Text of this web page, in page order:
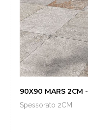
90X90 MARS 2CM -
Spessorato 2CM